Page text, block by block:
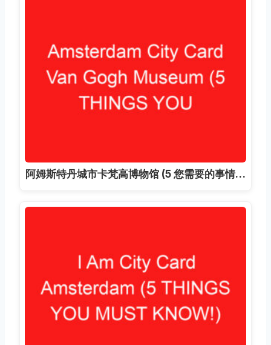
阿姆斯特丹城市卡梵高博物馆 (5 您需要的事情…